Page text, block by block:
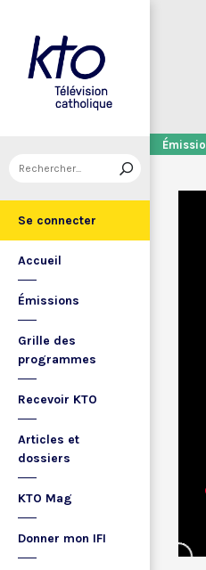
Se connecter
Accueil
Émissions
Grille des
programmes
Recevoir KTO
Articles et
dossiers
KTO Mag
Donner mon IFI